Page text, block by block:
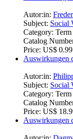
Autor:in:
Subject: Social
Category: Term
Catalog
Price: US$ 0.99
Auswirkungen
Autor:in:
Subject: Social
Category: Term
Catalog
Price: US$
Auswirkungen